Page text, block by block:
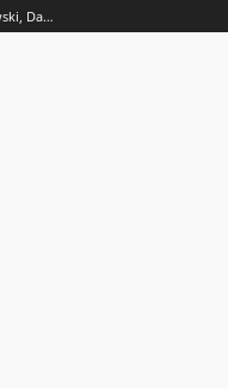
Piotrowski, Dariusz